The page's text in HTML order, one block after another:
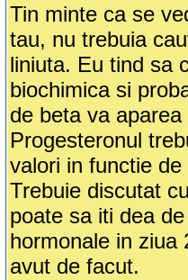
Tin minte ca se
tau, nu trebuia
liniuta. Eu tind sa
biochimica si
de beta va
Progesteronul
valori in functie
Trebuie discutat
poate sa iti dea
hormonale in ziua
avut de facut.